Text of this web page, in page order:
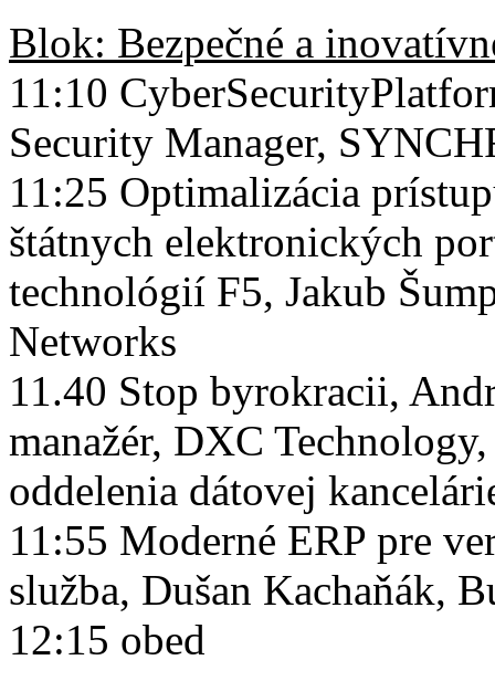
Blok: Bezpečné a
11:10
Security Manager,
11:25 Optimalizácia
štátnych elektronických
technológií F5, Jakub
Networks
11.40 Stop byrokracii,
manažér, DXC
oddelenia dátovej
11:55 Moderné ERP pre
služba, Dušan Kachaňák,
12:15 obed